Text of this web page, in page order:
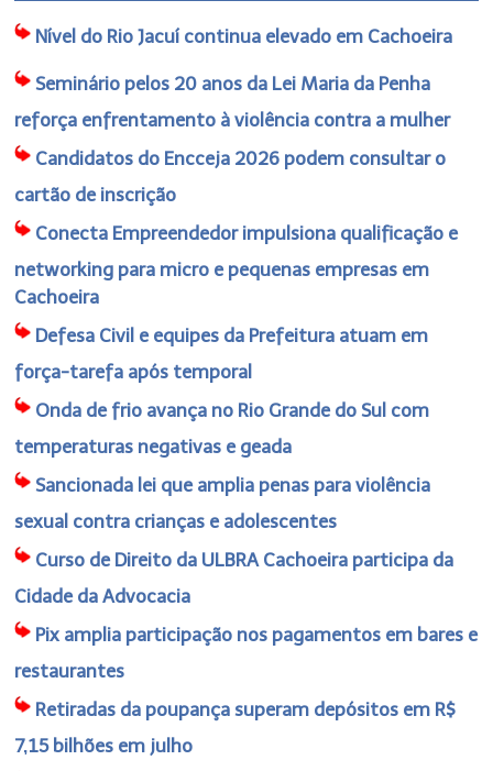
Nível do Rio Jacuí continua elevado em Cachoeira
Seminário pelos 20 anos da Lei Maria da Penha
reforça enfrentamento à violência contra a mulher
Candidatos do Encceja 2026 podem consultar o
cartão de inscrição
Conecta Empreendedor impulsiona qualificação e
networking para micro e pequenas empresas em
Cachoeira
Defesa Civil e equipes da Prefeitura atuam em
força-tarefa após temporal
Onda de frio avança no Rio Grande do Sul com
temperaturas negativas e geada
Sancionada lei que amplia penas para violência
sexual contra crianças e adolescentes
Curso de Direito da ULBRA Cachoeira participa da
Cidade da Advocacia
Pix amplia participação nos pagamentos em bares e
restaurantes
Retiradas da poupança superam depósitos em R$
7,15 bilhões em julho